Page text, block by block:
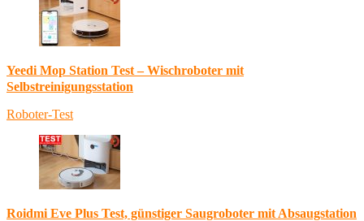
Yeedi Mop Station Test – Wischroboter mit
Selbstreinigungsstation
Roboter-Test
Roidmi Eve Plus Test, günstiger Saugroboter mit Absaugstation